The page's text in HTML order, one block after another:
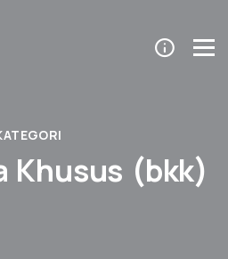
Khusus (bkk)